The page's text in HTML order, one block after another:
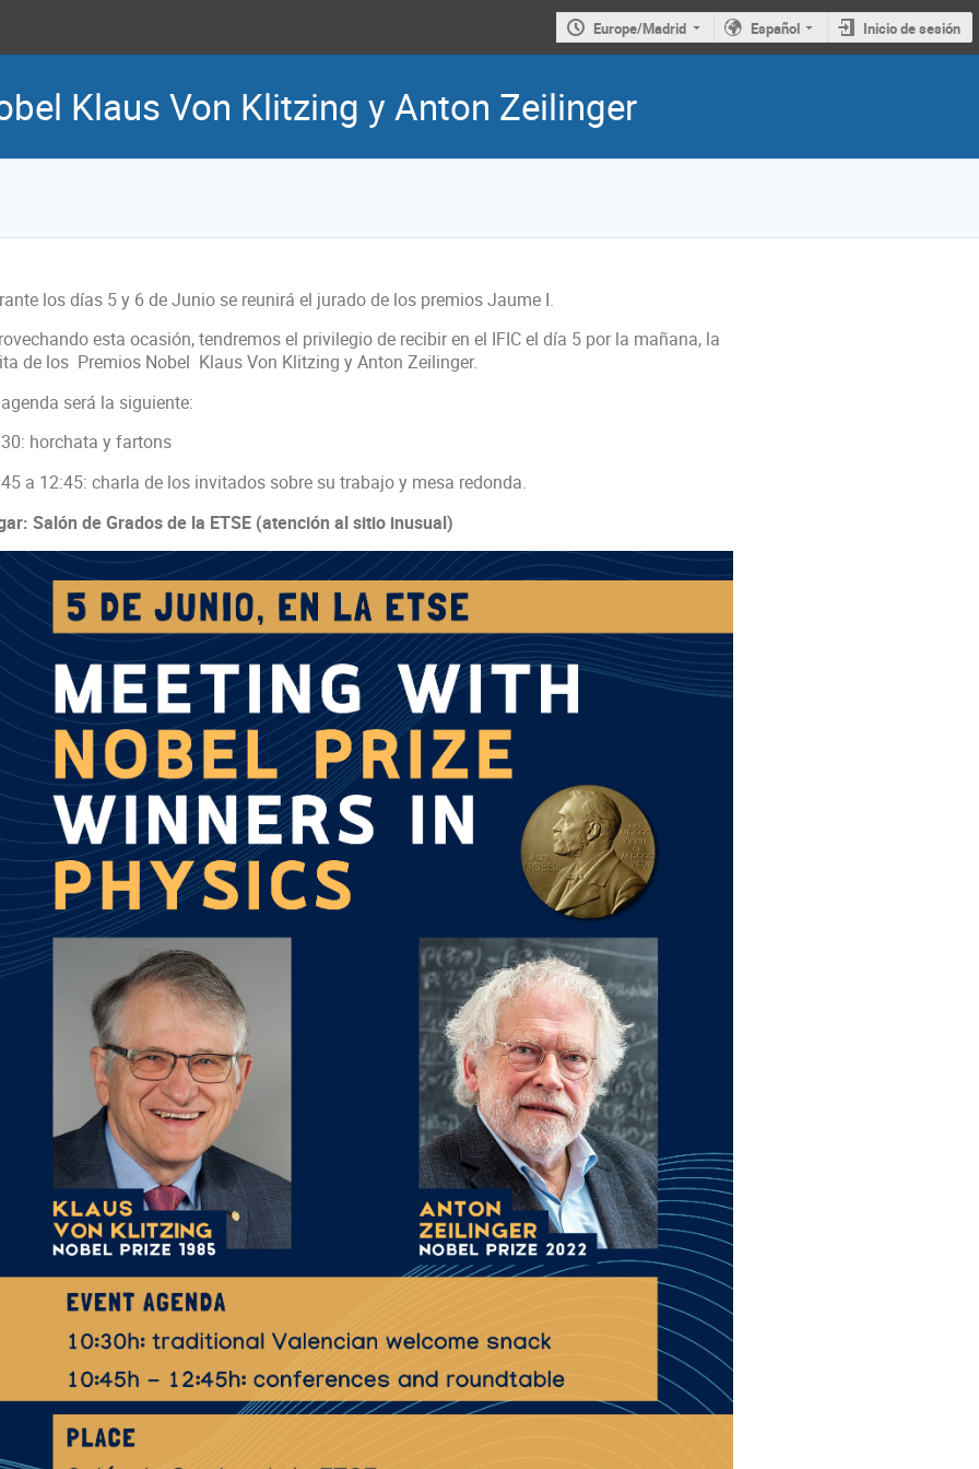
Europe/Madrid Español Inicio de sesión
Klaus Von Klitzing y Anton Zeilinger
los días 5 y 6 de Junio se reunirá el jurado de los premios Jaume I.
esta ocasión, tendremos el privilegio de recibir en el IFIC el día 5 por la mañana, la
de los Premios Nobel Klaus Von Klitzing y Anton Zeilinger.
será la siguiente:
horchata y fartons
a 12:45: charla de los invitados sobre su trabajo y mesa redonda.
Salón de Grados de la ETSE (atención al sitio inusual)